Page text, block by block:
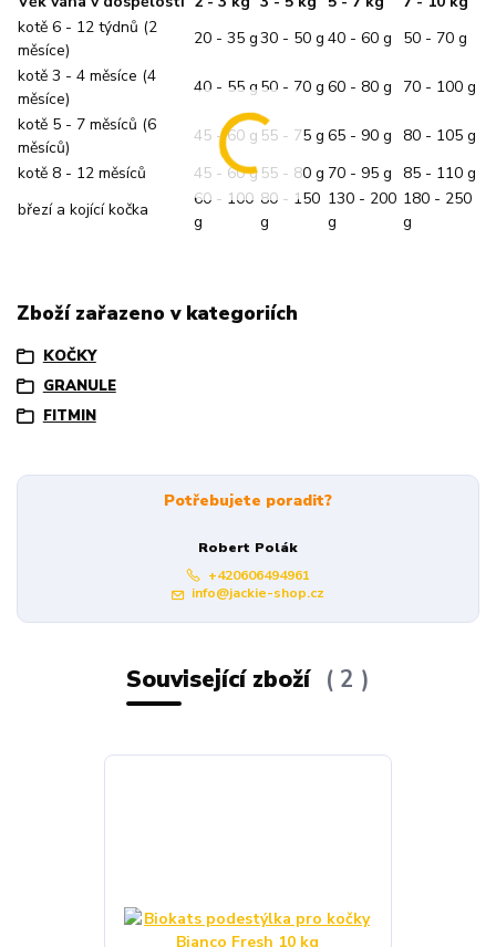
kotě 6 - 12 týdnů (2
měsíce)
20 - 35 g30 - 50 g 40 - 60 g
50 - 70 g
kotě 3 - 4 měsíce (4
měsíce)
40 - 55 g 50 - 70 g 60 - 80 g
70 - 100 g
kotě 5 - 7 měsíců (6
měsíců)
45 - 60 g 55 - 75 g 65 - 90 g
80 - 105 g
kotě 8 - 12 měsíců
45 - 60 g 55 - 80 g 70 - 95 g
85 - 110 g
březí a kojící kočka
60 - 100
g
80 - 150
g
130 - 200
g
180 - 250
g
Zboží zařazeno v kategoriích
KOČKY
GRANULE
FITMIN
Potřebujete poradit?
Robert Polák
+420606494961
info@jackie-shop.cz
Související zboží 2